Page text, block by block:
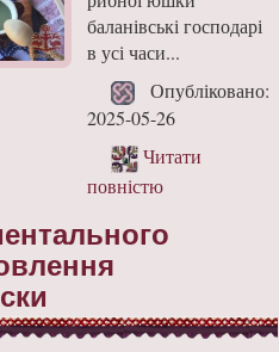
баланівські господарі
в усі часи...
Опубліковано:
2025-05-26
Читати
повністю